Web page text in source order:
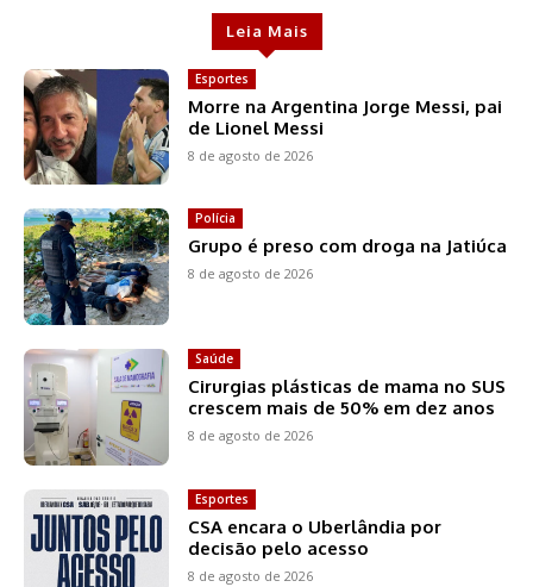
Leia Mais
Esportes
Morre na Argentina Jorge Messi, pai
de Lionel Messi
8 de agosto de 2026
Polícia
Grupo é preso com droga na Jatiúca
8 de agosto de 2026
Saúde
Cirurgias plásticas de mama no SUS
crescem mais de 50% em dez anos
8 de agosto de 2026
Esportes
CSA encara o Uberlândia por
decisão pelo acesso
8 de agosto de 2026